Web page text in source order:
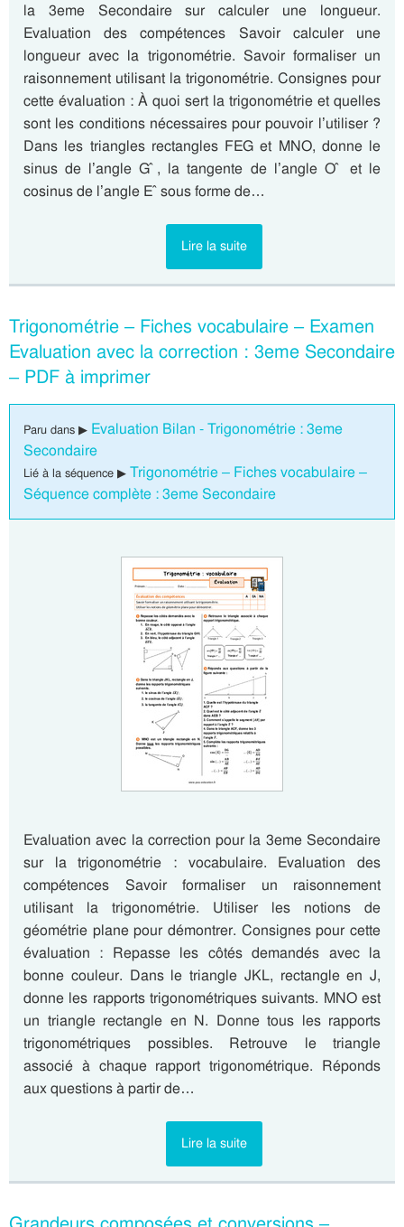
la 3eme Secondaire sur calculer une longueur.
Evaluation des compétences Savoir calculer une
longueur avec la trigonométrie. Savoir formaliser un
raisonnement utilisant la trigonométrie. Consignes pour
cette évaluation : À quoi sert la trigonométrie et quelles
sont les conditions nécessaires pour pouvoir l’utiliser ?
Dans les triangles rectangles FEG et MNO, donne le
sinus de l’angle G ̂, la tangente de l’angle O ̂ et le
cosinus de l’angle E ̂ sous forme de…
Lire la suite
Trigonométrie – Fiches vocabulaire – Examen
Evaluation avec la correction : 3eme Secondaire
– PDF à imprimer
Paru dans ▶ Evaluation Bilan - Trigonométrie : 3eme
Secondaire
Lié à la séquence ▶ Trigonométrie – Fiches vocabulaire –
Séquence complète : 3eme Secondaire
Evaluation avec la correction pour la 3eme Secondaire
sur la trigonométrie : vocabulaire. Evaluation des
compétences Savoir formaliser un raisonnement
utilisant la trigonométrie. Utiliser les notions de
géométrie plane pour démontrer. Consignes pour cette
évaluation : Repasse les côtés demandés avec la
bonne couleur. Dans le triangle JKL, rectangle en J,
donne les rapports trigonométriques suivants. MNO est
un triangle rectangle en N. Donne tous les rapports
trigonométriques possibles. Retrouve le triangle
associé à chaque rapport trigonométrique. Réponds
aux questions à partir de…
Lire la suite